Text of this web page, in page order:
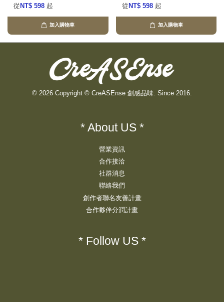
從 NT$ 598 起
加入購物車
從 NT$ 598 起
加入購物車
© 2026 Copyright © CreASEnse 創感品味. Since 2016.
* About US *
營業資訊
合作接洽
社群消息
聯絡我們
創作者聯名友善計畫
合作夥伴分潤計畫
* Follow US *